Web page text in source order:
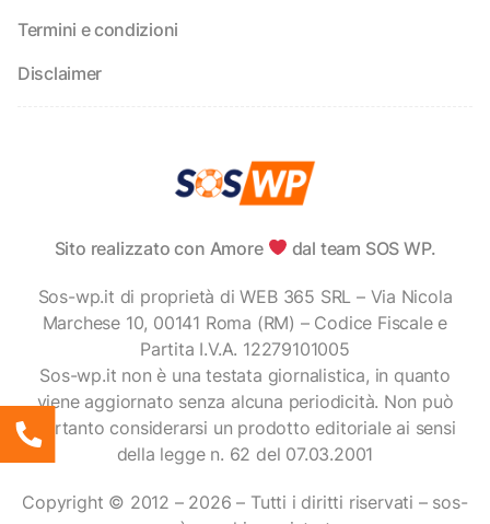
Termini e condizioni
Disclaimer
Sito realizzato con Amore dal team SOS WP.
Sos-wp.it di proprietà di WEB 365 SRL – Via Nicola
Marchese 10, 00141 Roma (RM) – Codice Fiscale e
Partita I.V.A. 12279101005
Sos-wp.it non è una testata giornalistica, in quanto
viene aggiornato senza alcuna periodicità. Non può
pertanto considerarsi un prodotto editoriale ai sensi
della legge n. 62 del 07.03.2001
Copyright © 2012 – 2026 – Tutti i diritti riservati – sos-